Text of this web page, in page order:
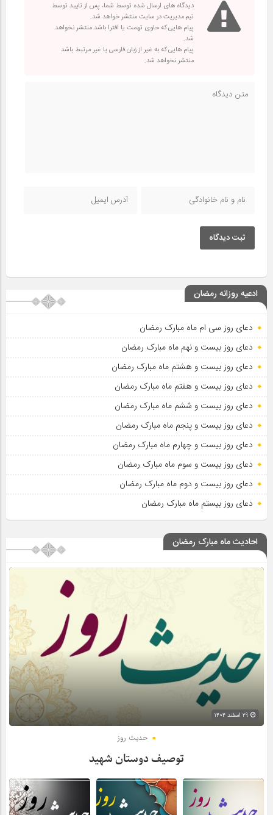
دیدگاه های ارسال شده توسط شما، پس از تایید توسط
تیم مدیریت در سایت منتشر خواهد شد.
پیام هایی که حاوی تهمت یا افترا باشد منتشر نخواهد
شد.
پیام هایی که به غیر از زبان فارسی یا غیر مرتبط باشد
منتشر نخواهد شد.
ثبت دیدگاه
ادعیه روزانه رمضان
دعای روز سی ام ماه مبارک رمضان
دعای روز بیست و نهم ماه مبارک رمضان
دعای روز بیست و هشتم ماه مبارک رمضان
دعای روز بیست و هفتم ماه مبارک رمضان
دعای روز بیست و ششم ماه مبارک رمضان
دعای روز بیست و پنجم ماه مبارک رمضان
دعای روز بیست و چهارم ماه مبارک رمضان
دعای روز بیست و سوم ماه مبارک رمضان
دعای روز بیست و دوم ماه مبارک رمضان
دعای روز بیستم ماه مبارک رمضان
احادیث ماه مبارک رمضان
حدیث روز
توصیف دوستان شهید